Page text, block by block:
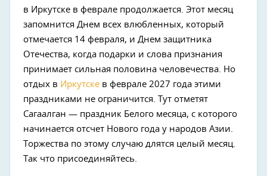
в Иркутске в феврале продолжается. Этот месяц
запомнится Днем всех влюбленных, который
отмечается 14 февраля, и Днем защитника
Отечества, когда подарки и слова признания
принимает сильная половина человечества. Но
отдых в Иркутске в феврале 2027 года этими
праздниками не ограничится. Тут отметят
Сагаалган — праздник Белого месяца, с которого
начинается отсчет Нового года у народов Азии.
Торжества по этому случаю длятся целый месяц.
Так что присоединяйтесь.